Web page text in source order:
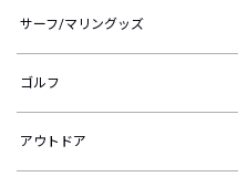
サーフ/マリングッズ
ゴルフ
アウトドア